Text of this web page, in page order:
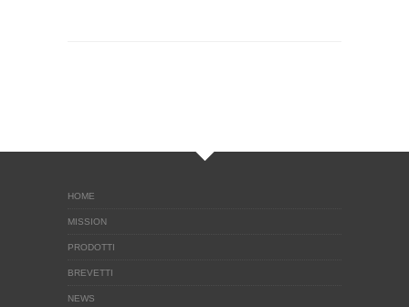
HOME
MISSION
PRODOTTI
BREVETTI
NEWS